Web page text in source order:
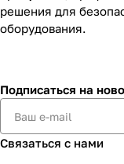
решения для
оборудования.
Подписаться на
Связаться с нами